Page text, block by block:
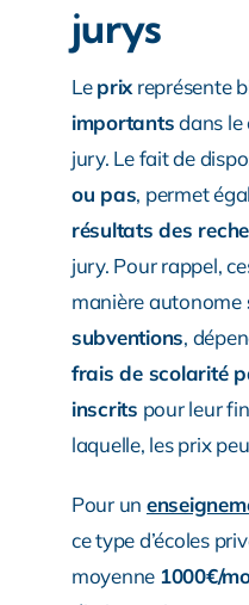
jurys
Leprixreprésente
importantsdans le
jury. Le fait de
ou pas, permet
résultats des
jury. Pour rappel,
manière autonome
subventions,
frais de scolarité
inscrits pour leur
laquelle, les prix
Pour un
ce type d’écoles
moyenne 1000€/